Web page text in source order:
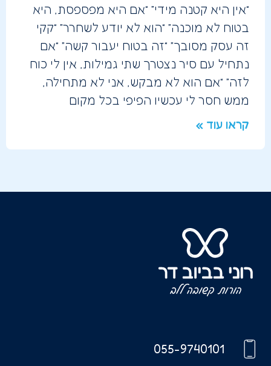
“אין היא קטנה מידי” “אם היא מפספסת, היא
בטוח לא מוכנה” “הוא לא יודע לשחרר” “קקי
זה עסק מסובך” “זה בטוח יעבור קשה” “אם
נתחיל עם סיר נצטרך שתי גמילות, אין לי כוח
לזה” “אם הוא לא מבקש, אני לא מתחילה,
ממש חסר לי עכשיו הפיפי בכל מקום
קראו עוד »
055-9740101